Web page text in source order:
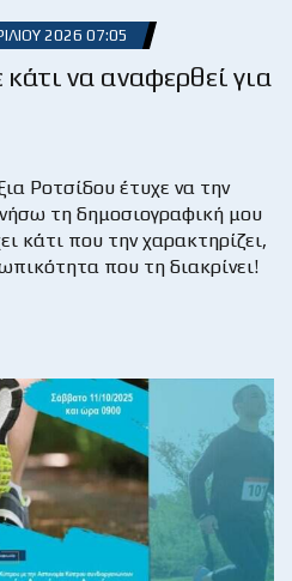
2026 07:05
να αναφερθεί για
Ροτσίδου έτυχε να την
τη δημοσιογραφική μου
κάτι που την χαρακτηρίζει,
που τη διακρίνει!